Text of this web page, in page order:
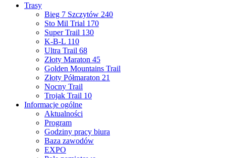
Trasy
Bieg 7 Szczytów 240
Sto Mil Trial 170
Super Trail 130
K-B-L 110
Ultra Trail 68
Złoty Maraton 45
Golden Mountains Trail
Złoty Półmaraton 21
Nocny Trail
Trojak Trail 10
Informacje ogólne
Aktualności
Program
Godziny pracy biura
Baza zawodów
EXPO